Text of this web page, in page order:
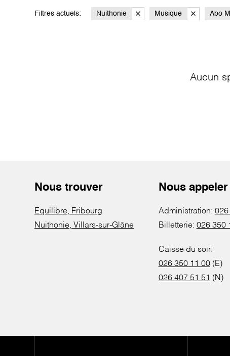
Filtres actuels: Nuithonie Musique Abo
Aucun
Nous trouver
Equilibre, Fribourg
Nuithonie, Villars-sur-Glâne
Nous appeler
Administration: 026
Billetterie: 026 350
Caisse du soir:
026 350 11 00(E)
026 407 51 51 (N)